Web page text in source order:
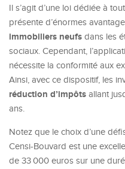
Il s’agit d’une loi dédiée à tout
présente d’énormes
immobiliers neufs dans les
sociaux. Cependant,
nécessite la conformité aux
Ainsi, avec ce dispositif, les
réduction d’impôts allant
ans.
Notez que le choix d’une
Censi-Bouvard est une
de 33 000 euros sur une